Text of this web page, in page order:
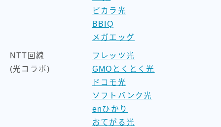
ピカラ光
BBIQ
メガエッグ
NTT回線
(光コラボ)
フレッツ光
GMOとくとく光
ドコモ光
ソフトバンク光
enひかり
おてがる光